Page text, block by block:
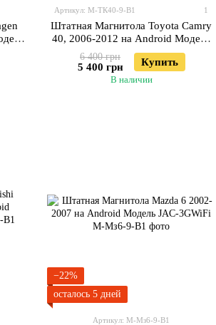
Артикул: М-ТК40-9-В1 1
Штатная Магнитола Toyota Camry
40, 2006-2012 на Android Модель
JAC-3GWiFi
6 400 грн
5 400 грн Купить
В наличии
−22%
осталось 5 дней
Артикул: М-Мз6-9-В1